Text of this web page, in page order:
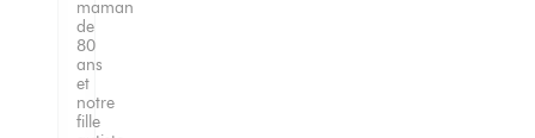
maman
de
80
ans
et
notre
fille